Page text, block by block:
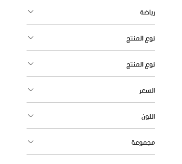
رياضة
نوع المنتج
نوع المنتج
السعر
اللون
مجموعة